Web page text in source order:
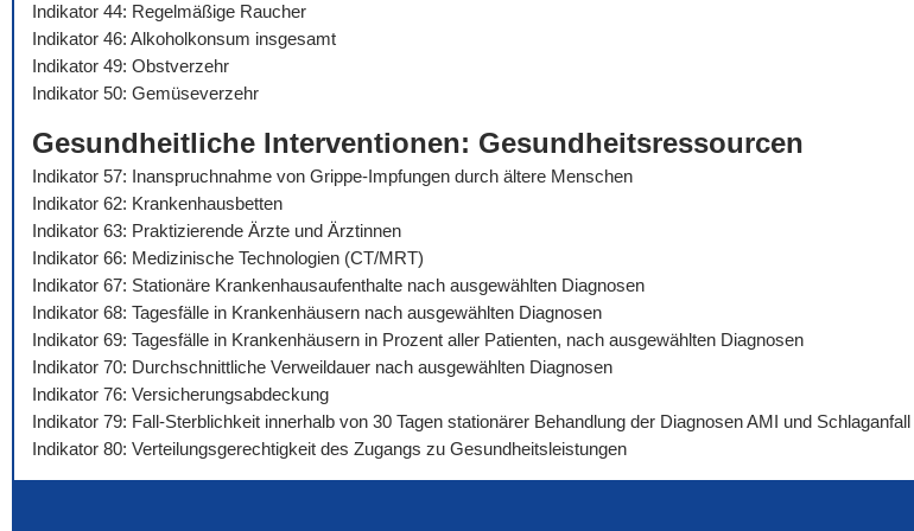
Indikator 44: Regelmäßige Raucher
Indikator 46: Alkoholkonsum insgesamt
Indikator 49: Obstverzehr
Indikator 50: Gemüseverzehr
Gesundheitliche Interventionen: Gesundheitsressourcen
Indikator 57: Inanspruchnahme von Grippe-Impfungen durch ältere Menschen
Indikator 62: Krankenhausbetten
Indikator 63: Praktizierende Ärzte und Ärztinnen
Indikator 66: Medizinische Technologien (CT/MRT)
Indikator 67: Stationäre Krankenhausaufenthalte nach ausgewählten Diagnosen
Indikator 68: Tagesfälle in Krankenhäusern nach ausgewählten Diagnosen
Indikator 69: Tagesfälle in Krankenhäusern in Prozent aller Patienten, nach ausgewählten Diagnosen
Indikator 70: Durchschnittliche Verweildauer nach ausgewählten Diagnosen
Indikator 76: Versicherungsabdeckung
Indikator 79: Fall-Sterblichkeit innerhalb von 30 Tagen stationärer Behandlung der Diagnosen AMI und Schlaganfall
Indikator 80: Verteilungsgerechtigkeit des Zugangs zu Gesundheitsleistungen